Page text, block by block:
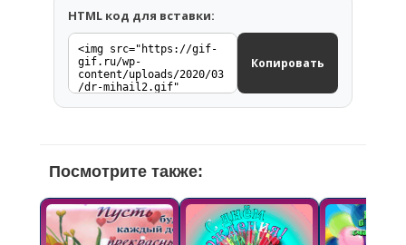
HTML код для вставки:
Копировать
Посмотрите также: